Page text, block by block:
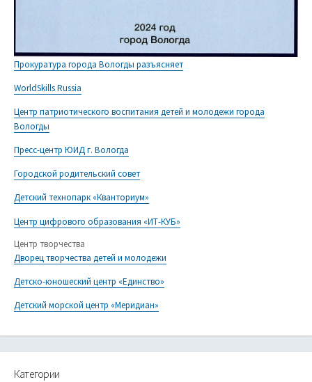
Прокуратура города Вологды разъясняет
WorldSkills Russia
Центр патриотического воспитания детей и молодежи города
Вологды
Пресс-центр ЮИД г. Вологда
Городской родительский совет
Детский технопарк «Кванториум»
Центр цифрового образования «ИТ-КУБ»
Центр творчества
Дворец творчества детей и молодежи
Детско-юношеский центр «Единство»
Детский морской центр «Меридиан»
Категории